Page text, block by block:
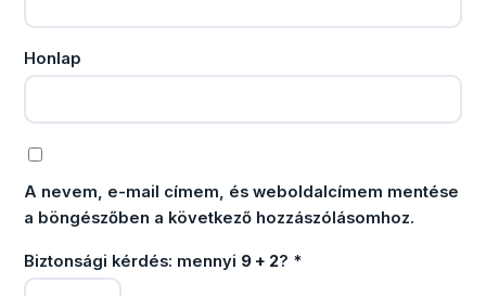
Honlap
A nevem, e-mail címem, és weboldalcímem mentése
a böngészőben a következő hozzászólásomhoz.
Biztonsági kérdés: mennyi 9 + 2? *